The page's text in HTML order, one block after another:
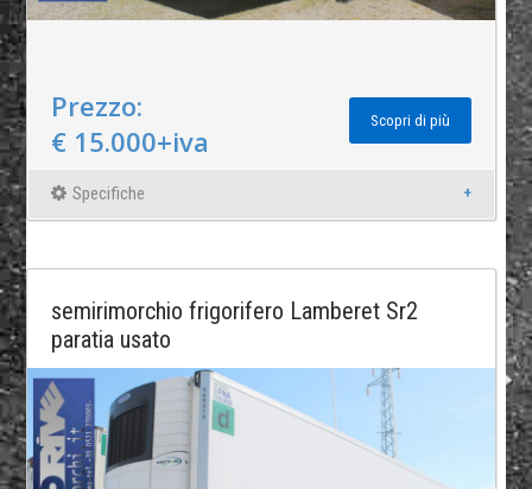
Prezzo:
€ 15.000+iva
Scopri di più
Specifiche
semirimorchio frigorifero Lamberet Sr2
paratia usato